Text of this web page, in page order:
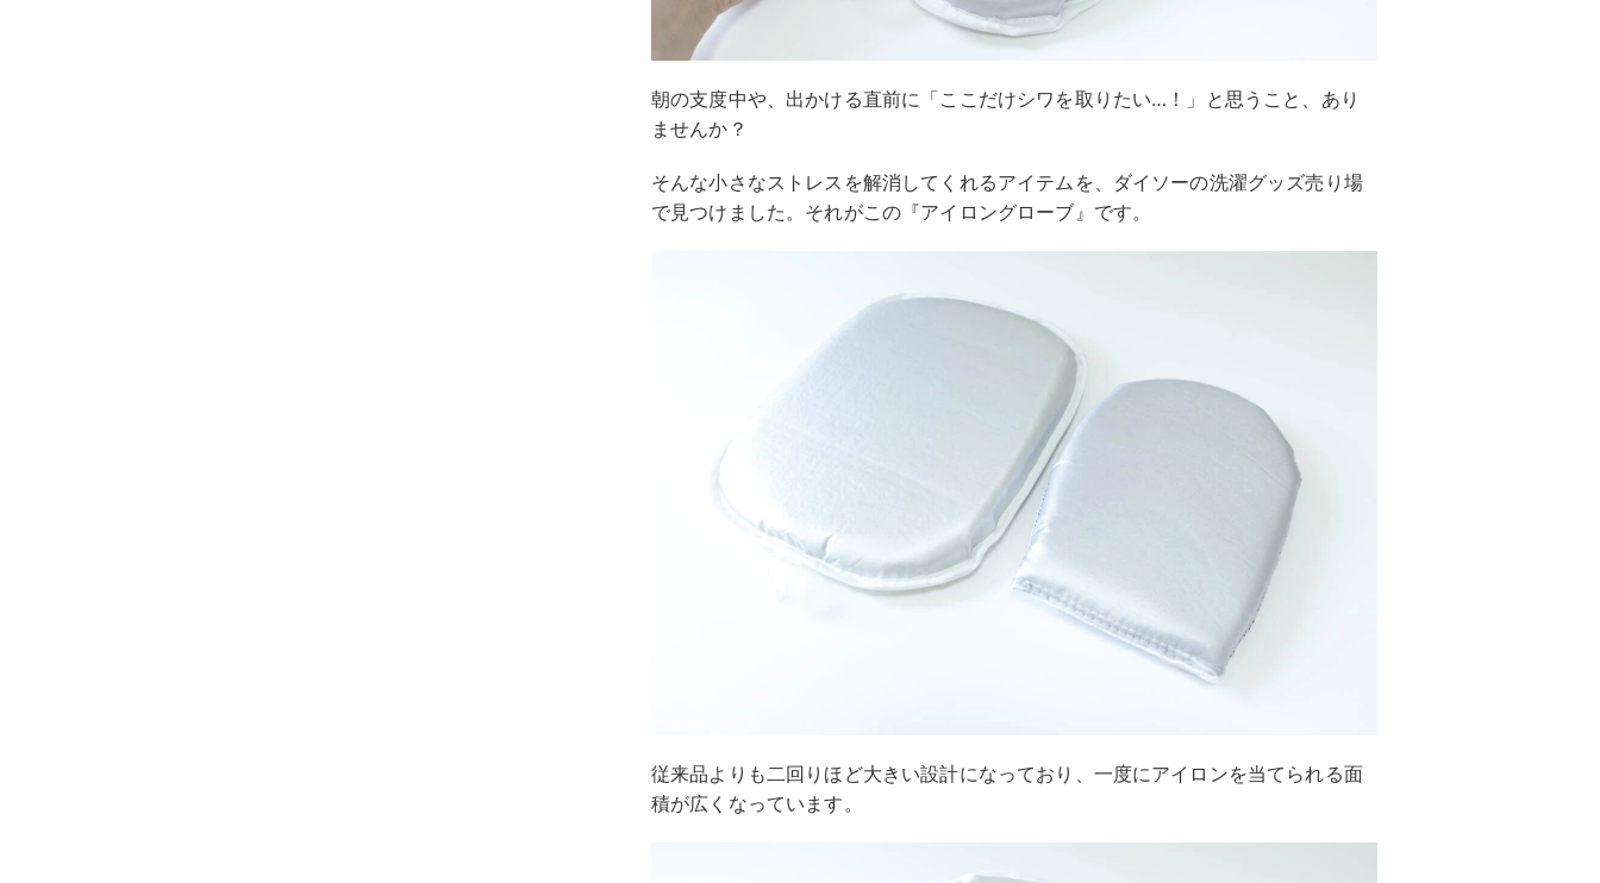
朝の支度中や、出かける直前に「ここだけシワを取りたい…！」と思うこと、あり
ませんか？
そんな小さなストレスを解消してくれるアイテムを、ダイソーの洗濯グッズ売り場
で見つけました。それがこの『アイロングローブ』です。
従来品よりも二回りほど大きい設計になっており、一度にアイロンを当てられる面
積が広くなっています。